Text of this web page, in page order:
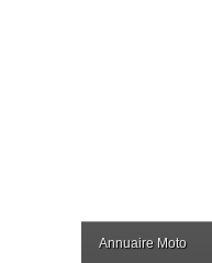
Annuaire Moto